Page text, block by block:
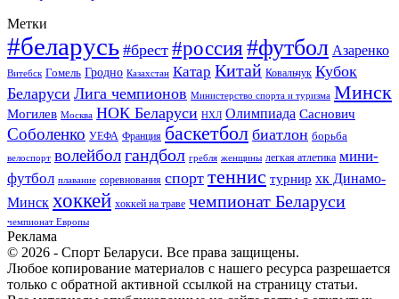
Метки
#беларусь #брест #россия#футбол Азаренко
Витебск Гомель Гродно Казахстан Катар Китай Ковальчук Кубок
Беларуси Лига чемпионов Министерство спорта и туризма Минск
Могилев Москва НОК Беларуси НХЛ Олимпиада Саснович
Соболенко УЕФА Франция баскетбол биатлон борьба
велоспорт волейболгандбол гребля женщины легкая атлетика мини-
футбол плавание соревнования спорт теннис турнир хк Динамо-
Минск хоккей хоккей на траве чемпионат Беларуси
чемпионат Европы
Реклама
© 2026 - Спорт Беларуси. Все права защищены.
Любое копирование материалов с нашего ресурса разрешается
только с обратной активной ссылкой на страницу статьи.